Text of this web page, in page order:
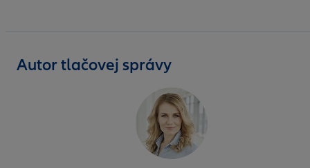
Autor tlačovej správy